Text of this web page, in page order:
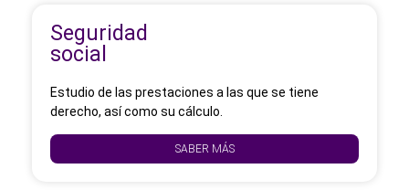
Seguridad
social
Estudio de las prestaciones a las que se tiene
derecho, así como su cálculo.
SABER MÁS